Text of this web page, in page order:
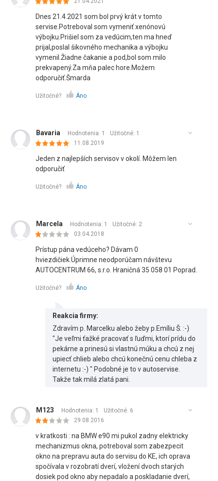
Dnes 21.4.2021 som bol prvý krát v tomto
servise.Potreboval som vymeniť xenónovú
výbojku.Prišiel som za vedúcim,ten ma hneď
prijal,poslal šikovného mechanika a výbojku
vymenil.Žiadne čakanie a pod,bol som milo
prekvapený.Za mňa palec hore.Možem
odporučiť.Šmarda
Užitočné? Áno
Bavaria Hodnotenia: 1 Užitočné: 1
11.08.2019
Jeden z najlepších servisov v okolí. Môžem len
odporučiť
Užitočné? Áno
Marcela Hodnotenia: 1 Užitočné: 2
03.04.2018
Prístup pána vedúceho? Dávam 0
hviezdičiek.Úprimne neodporúčam návštevu
AUTOCENTRUM 66, s.r.o. Hraničná 35 058 01 Poprad.
Užitočné? Áno
Reakcia firmy:
Zdravím p. Marcelku alebo žeby p.Emíliu Š. :-)
"Je veľmi ťažké pracovať s ľuďmi, ktorí prídu do
pekárne a prinesú si vlastnú múku a chcú z nej
upiecť chlieb alebo chcú konečnú cenu chleba z
internetu :-) " Podobné je to v autoservise.
Takže tak milá zlatá pani.
M123 Hodnotenia: 1 Užitočné: 6
29.08.2016
v kratkosti : na BMW e90 mi pukol zadny elektricky
mechanizmus okna, potreboval som zabezpecit
okno na prepravu auta do servisu do KE, ich oprava
spočívala v rozobratí dverí, vložení dvoch starých
dosiek pod okno aby nepadalo a poskladanie dverí,